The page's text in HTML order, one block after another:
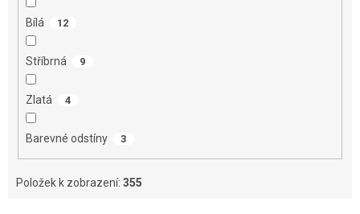
Bílá 12
Stříbrná 9
Zlatá 4
Barevné odstíny 3
Položek k zobrazení: 355